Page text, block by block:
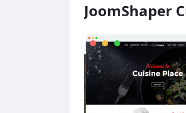
JoomShaper